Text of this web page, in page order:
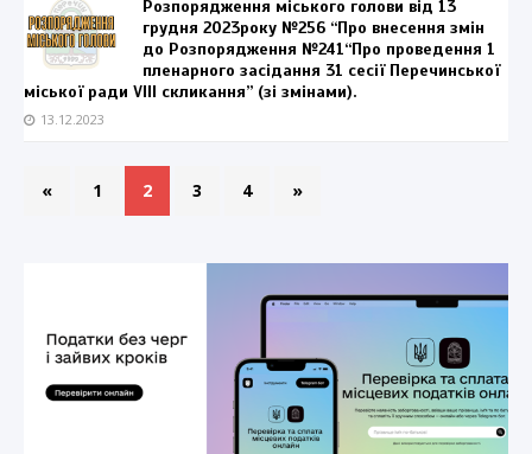
Розпорядження міського голови від 13
грудня 2023року №256 “Про внесення змін
до Розпорядження №241“Про проведення 1
пленарного засідання 31 сесії Перечинської
міської ради VIII скликання” (зі змінами).
13.12.2023
« 1 2 3 4 »